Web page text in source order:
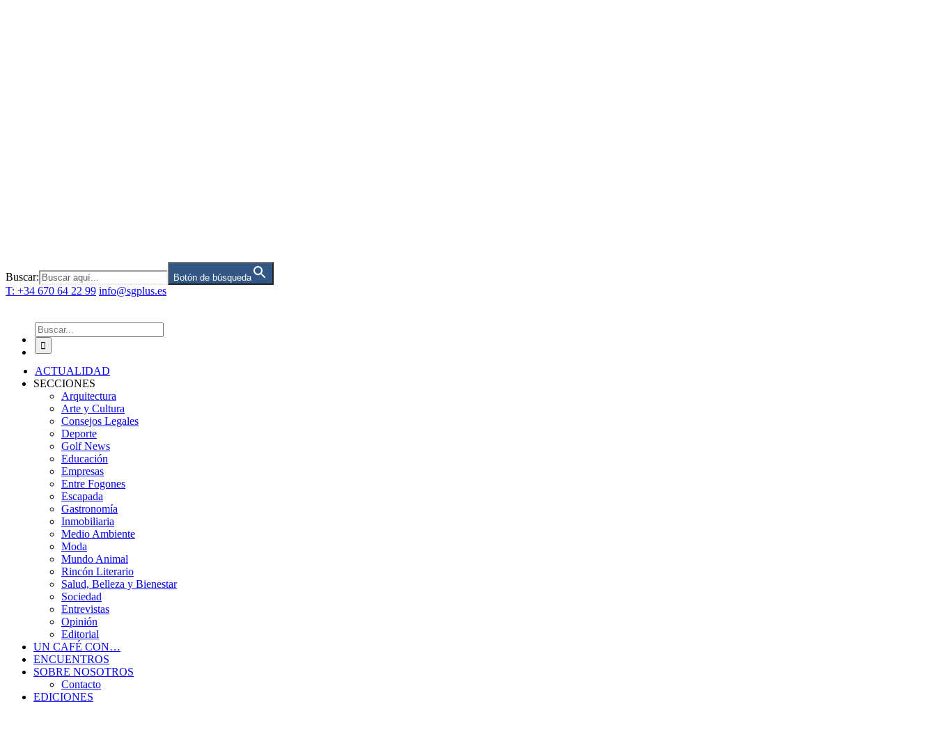
Buscar: Botón de búsqueda
T: +34 670 64 22 99 info@sgplus.es
Buscar:
ACTUALIDAD
SECCIONES
Arquitectura
Arte y Cultura
Consejos Legales
Deporte
Golf News
Educación
Empresas
Entre Fogones
Escapada
Gastronomía
Inmobiliaria
Medio Ambiente
Moda
Mundo Animal
Rincón Literario
Salud, Belleza y Bienestar
Sociedad
Entrevistas
Opinión
Editorial
UN CAFÉ CON…
ENCUENTROS
SOBRE NOSOTROS
Contacto
EDICIONES